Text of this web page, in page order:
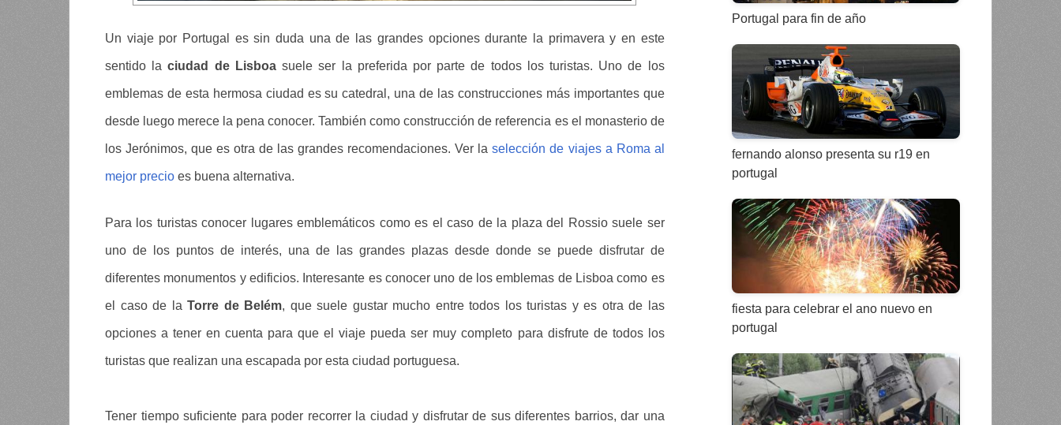
Un viaje por Portugal es sin duda una de las grandes opciones durante la primavera y en este
sentido laciudad de Lisboasuele ser la preferida por parte de todos los turistas. Uno de los
emblemas de esta hermosa ciudad es su catedral, una de las construcciones más importantes que
desde luego merece la pena conocer. También como construcción de referencia es el monasterio de
los Jerónimos, que es otra de las grandes recomendaciones. Ver laselección de viajes a Roma al
mejor precio es buena alternativa.
Para los turistas conocer lugares emblemáticos como es el caso de la plaza del Rossio suele ser
uno de los puntos de interés, una de las grandes plazas desde donde se puede disfrutar de
diferentes monumentos y edificios. Interesante es conocer uno de los emblemas de Lisboa como es
el caso de laTorre de Belém, que suele gustar mucho entre todos los turistas y es otra de las
opciones a tener en cuenta para que el viaje pueda ser muy completo para disfrute de todos los
turistas que realizan una escapada por esta ciudad portuguesa.
Tener tiempo suficiente para poder recorrer la ciudad y disfrutar de sus diferentes barrios, dar una
Portugal para fin de año
fernando alonso presenta su r19 en
portugal
fiesta para celebrar el ano nuevo en
portugal